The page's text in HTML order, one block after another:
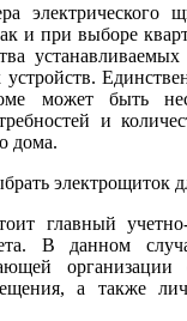
и при выборе
может быть
и
дома.
главный учетно-
В данном
организации
а также